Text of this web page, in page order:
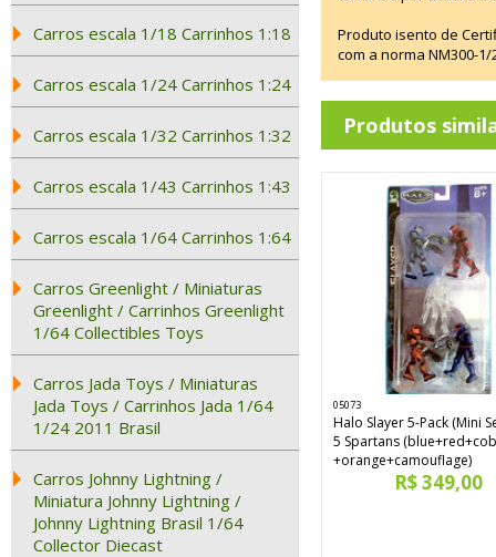
Carros escala 1/18 Carrinhos 1:18
Carros escala 1/24 Carrinhos 1:24
Carros escala 1/32 Carrinhos 1:32
Carros escala 1/43 Carrinhos 1:43
Carros escala 1/64 Carrinhos 1:64
Carros Greenlight / Miniaturas
Greenlight / Carrinhos Greenlight
1/64 Collectibles Toys
Carros Jada Toys / Miniaturas
Jada Toys / Carrinhos Jada 1/64
1/24 2011 Brasil
Carros Johnny Lightning /
Miniatura Johnny Lightning /
Johnny Lightning Brasil 1/64
Collector Diecast
Produto isento de
com a norma NM300-
Produtos
05073
Halo Slayer 5-Pack (Mini
5 Spartans
+orange+camouflage)
R$ 349,00